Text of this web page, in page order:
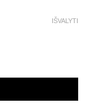
IŠVALYTI